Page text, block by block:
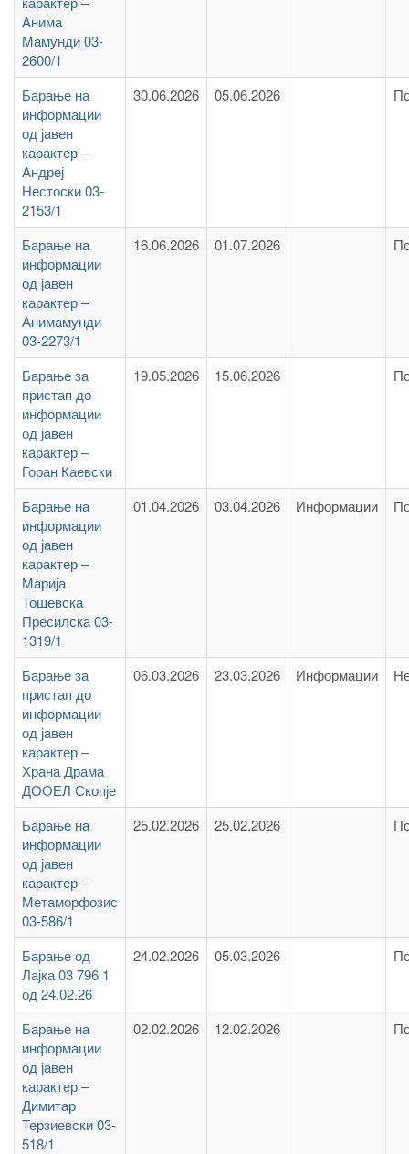
Aнима
Мамунди 03-
2600/1
Барање на
информации
од јавен
карактер –
Aндреј
Нестоски 03-
2153/1
30.06.2026 05.06.2026
Барање на
информации
од јавен
карактер –
Анимамунди
03-2273/1
16.06.2026 01.07.2026
Барање за
пристап до
информации
од јавен
карактер –
Горан Каевски
19.05.2026 15.06.2026
Барање на
информации
од јавен
карактер –
Марија
Тошевска
Пресилска 03-
1319/1
01.04.2026 03.04.2026 Информации
Барање за
пристап до
информации
од јавен
карактер –
Храна Драма
ДООЕЛ Скопје
06.03.2026 23.03.2026 Информации
Барање на
информации
од јавен
карактер –
Метаморфозис
03-586/1
25.02.2026 25.02.2026
Барање од
Лајка 03 796 1
од 24.02.26
24.02.2026 05.03.2026
Барање на
информации
од јавен
карактер –
Димитар
Терзиевски 03-
518/1
02.02.2026 12.02.2026